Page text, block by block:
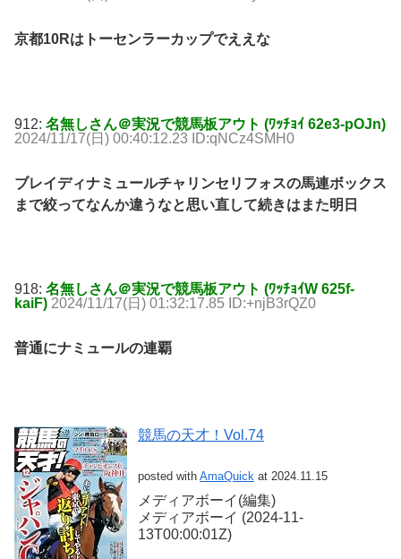
京都10Rはトーセンラーカップでええな
912: 名無しさん＠実況で競馬板アウト (ﾜｯﾁｮｲ 62e3-pOJn)
2024/11/17(日) 00:40:12.23 ID:qNCz4SMH0
ブレイディナミュールチャリンセリフォスの馬連ボックス
まで絞ってなんか違うなと思い直して続きはまた明日
918: 名無しさん＠実況で競馬板アウト (ﾜｯﾁｮｲW 625f-
kaiF) 2024/11/17(日) 01:32:17.85 ID:+njB3rQZ0
普通にナミュールの連覇
競馬の天才！Vol.74
posted with AmaQuick at 2024.11.15
メディアボーイ(編集)
メディアボーイ (2024-11-
13T00:00:01Z)